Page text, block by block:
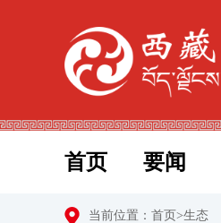
首页 要闻
当前位置： 首页 >生态